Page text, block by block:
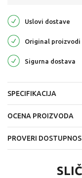
Uslovi dostave
Original proizvodi
Sigurna dostava
SPECIFIKACIJA
OCENA PROIZVODA
PROVERI